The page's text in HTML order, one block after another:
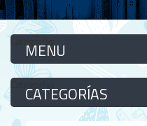
Categorías
Categorías